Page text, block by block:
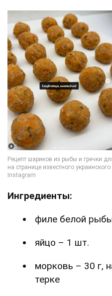
Ингредиенты:
филе белой
яйцо – 1 шт.
морковь – 30 г,
терке